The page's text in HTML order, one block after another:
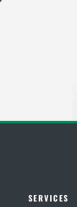
SERVICES